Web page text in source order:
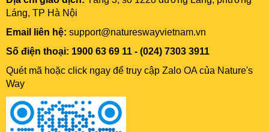
Láng, TP Hà Nội
Email liên hệ: support@natureswayvietnam.vn
Số điện thoại: 1900 63 69 11 - (024) 7303 3911
Quét mã hoặc click ngay để truy cập Zalo OA của Nature's
Way